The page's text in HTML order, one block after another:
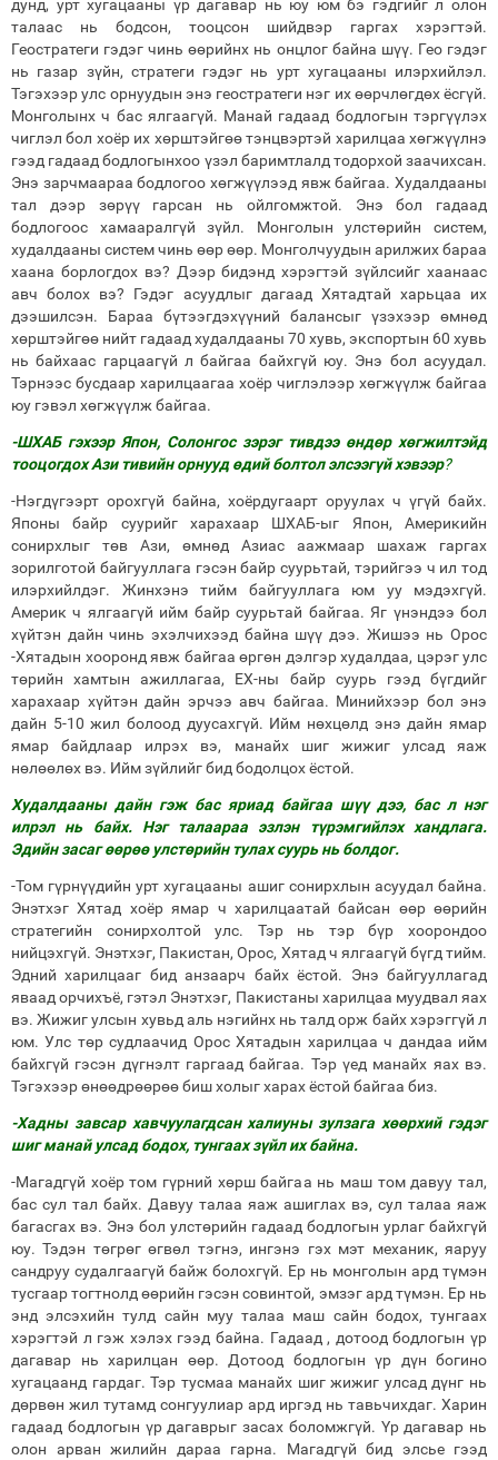
дунд, урт хугацааны үр дагавар нь юу юм бэ гэдгийг л олон
талаас нь бодсон, тооцсон шийдвэр гаргах хэрэгтэй.
Геостратеги гэдэг чинь өөрийнх нь онцлог байна шүү. Гео гэдэг
нь газар зүйн, стратеги гэдэг нь урт хугацааны илэрхийлэл.
Тэгэхээр улс орнуудын энэ геостратеги нэг их өөрчлөгдөх ёсгүй.
Монголынх ч бас ялгаагүй. Манай гадаад бодлогын тэргүүлэх
чиглэл бол хоёр их хөрштэйгөө тэнцвэртэй харилцаа хөгжүүлнэ
гээд гадаад бодлогынхоо үзэл баримтлалд тодорхой заачихсан.
Энэ зарчмаараа бодлогоо хөгжүүлээд явж байгаа. Худалдааны
тал дээр зөрүү гарсан нь ойлгомжтой. Энэ бол гадаад
бодлогоос хамааралгүй зүйл. Монголын улстөрийн систем,
худалдааны систем чинь өөр өөр. Монголчуудын арилжих бараа
хаана борлогдох вэ? Дээр бидэнд хэрэгтэй зүйлсийг хаанаас
авч болох вэ? Гэдэг асуудлыг дагаад Хятадтай харьцаа их
дээшилсэн. Бараа бүтээгдэхүүний балансыг үзэхээр өмнөд
хөрштэйгөө нийт гадаад худалдааны 70 хувь, экспортын 60 хувь
нь байхаас гарцаагүй л байгаа байхгүй юу. Энэ бол асуудал.
Тэрнээс бусдаар харилцаагаа хоёр чиглэлээр хөгжүүлж байгаа
юу гэвэл хөгжүүлж байгаа.
-ШХАБ гэхээр Япон, Солонгос зэрэг тивдээ өндөр хөгжилтэйд
тооцогдох Ази тивийн орнууд өдий болтол элсээгүй хэвээр?
-Нэгдүгээрт орохгүй байна, хоёрдугаарт оруулах ч үгүй байх.
Японы байр суурийг харахаар ШХАБ-ыг Япон, Америкийн
сонирхлыг төв Ази, өмнөд Азиас аажмаар шахаж гаргах
зорилготой байгууллага гэсэн байр суурьтай, тэрийгээ ч ил тод
илэрхийлдэг. Жинхэнэ тийм байгууллага юм уу мэдэхгүй.
Америк ч ялгаагүй ийм байр суурьтай байгаа. Яг үнэндээ бол
хүйтэн дайн чинь эхэлчихээд байна шүү дээ. Жишээ нь Орос
-Хятадын хооронд явж байгаа өргөн дэлгэр худалдаа, цэрэг улс
төрийн хамтын ажиллагаа, ЕХ-ны байр суурь гээд бүгдийг
харахаар хүйтэн дайн эрчээ авч байгаа. Минийхээр бол энэ
дайн 5-10 жил болоод дуусахгүй. Ийм нөхцөлд энэ дайн ямар
ямар байдлаар илрэх вэ, манайх шиг жижиг улсад яаж
нөлөөлөх вэ. Ийм зүйлийг бид бодолцох ёстой.
Худалдааны дайн гэж бас яриад байгаа шүү дээ, бас л нэг
илрэл нь байх. Нэг талаараа эзлэн түрэмгийлэх хандлага.
Эдийн засаг өөрөө улстөрийн тулах суурь нь болдог.
-Том гүрнүүдийн урт хугацааны ашиг сонирхлын асуудал байна.
Энэтхэг Хятад хоёр ямар ч харилцаатай байсан өөр өөрийн
стратегийн сонирхолтой улс. Тэр нь тэр бүр хоорондоо
нийцэхгүй. Энэтхэг, Пакистан, Орос, Хятад ч ялгаагүй бүгд тийм.
Эдний харилцааг бид анзаарч байх ёстой. Энэ байгууллагад
яваад орчихъё, гэтэл Энэтхэг, Пакистаны харилцаа муудвал яах
вэ. Жижиг улсын хувьд аль нэгийнх нь талд орж байх хэрэггүй л
юм. Улс төр судлаачид Орос Хятадын харилцаа ч дандаа ийм
байхгүй гэсэн дүгнэлт гаргаад байгаа. Тэр үед манайх яах вэ.
Тэгэхээр өнөөдрөөрөө биш холыг харах ёстой байгаа биз.
-Хадны завсар хавчуулагдсан халиуны зулзага хөөрхий гэдэг
шиг манай улсад бодох, тунгаах зүйл их байна.
-Магадгүй хоёр том гүрний хөрш байгаа нь маш том давуу тал,
бас сул тал байх. Давуу талаа яаж ашиглах вэ, сул талаа яаж
багасгах вэ. Энэ бол улстөрийн гадаад бодлогын урлаг байхгүй
юу. Тэдэн төгрөг өгвөл тэгнэ, ингэнэ гэх мэт механик, яаруу
сандруу судалгаагүй байж болохгүй. Ер нь монголын ард түмэн
тусгаар тогтнолд өөрийн гэсэн совинтой, эмзэг ард түмэн. Ер нь
энд элсэхийн тулд сайн муу талаа маш сайн бодох, тунгаах
хэрэгтэй л гэж хэлэх гээд байна. Гадаад , дотоод бодлогын үр
дагавар нь харилцан өөр. Дотоод бодлогын үр дүн богино
хугацаанд гардаг. Тэр тусмаа манайх шиг жижиг улсад дүнг нь
дөрвөн жил тутамд сонгуулиар ард иргэд нь тавьчихдаг. Харин
гадаад бодлогын үр дагаврыг засах боломжгүй. Үр дагавар нь
олон арван жилийн дараа гарна. Магадгүй бид элсье гээд